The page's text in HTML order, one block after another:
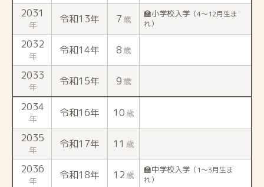
2031
年 令和13年 7 歳 🏫小学校入学（4〜12月生ま
れ）
2032
年 令和14年 8 歳
2033
年 令和15年 9 歳
2034
年 令和16年 10 歳
2035
年 令和17年 11 歳
2036
年 令和18年 12 歳 🏫中学校入学（1〜3月生ま
れ）